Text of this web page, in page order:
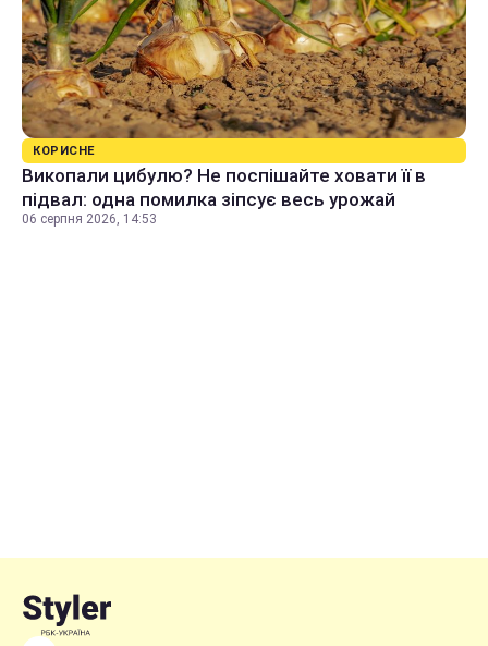
КОРИСНЕ
Викопали цибулю? Не поспішайте ховати її в
підвал: одна помилка зіпсує весь урожай
06 серпня 2026, 14:53